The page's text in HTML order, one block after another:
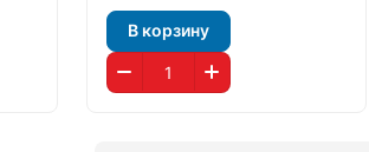
В корзину